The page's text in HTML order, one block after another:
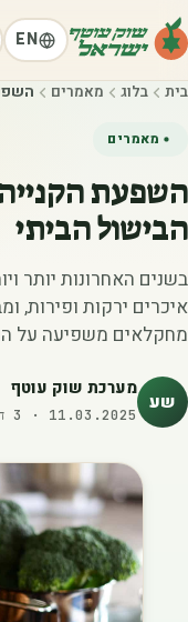
EN
בית בלוג מאמרים
מאמרים
השפעת
הבישול הביתי
בשנים האחרונות יותר
איכרים ירקות ופירות,
מחקלאים משפיעה על
שע מערכת שוק עוטף
11.03.2025
·
3